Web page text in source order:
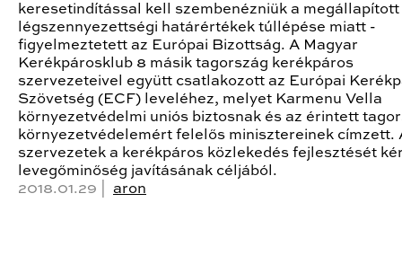
keresetindítással kell szembenézniük a megállapított
légszennyezettségi határértékek túllépése miatt -
figyelmeztetett az Európai Bizottság. A Magyar
Kerékpárosklub 8 másik tagország kerékpáros
szervezeteivel együtt csatlakozott az Európai
Szövetség (ECF) leveléhez, melyet Karmenu Vella
környezetvédelmi uniós biztosnak és az érintett
környezetvédelemért felelős minisztereinek címzett.
szervezetek a kerékpáros közlekedés fejlesztését
levegőminőség javításának céljából.
2018.01.29 | aron